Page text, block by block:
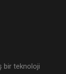
bir teknoloji